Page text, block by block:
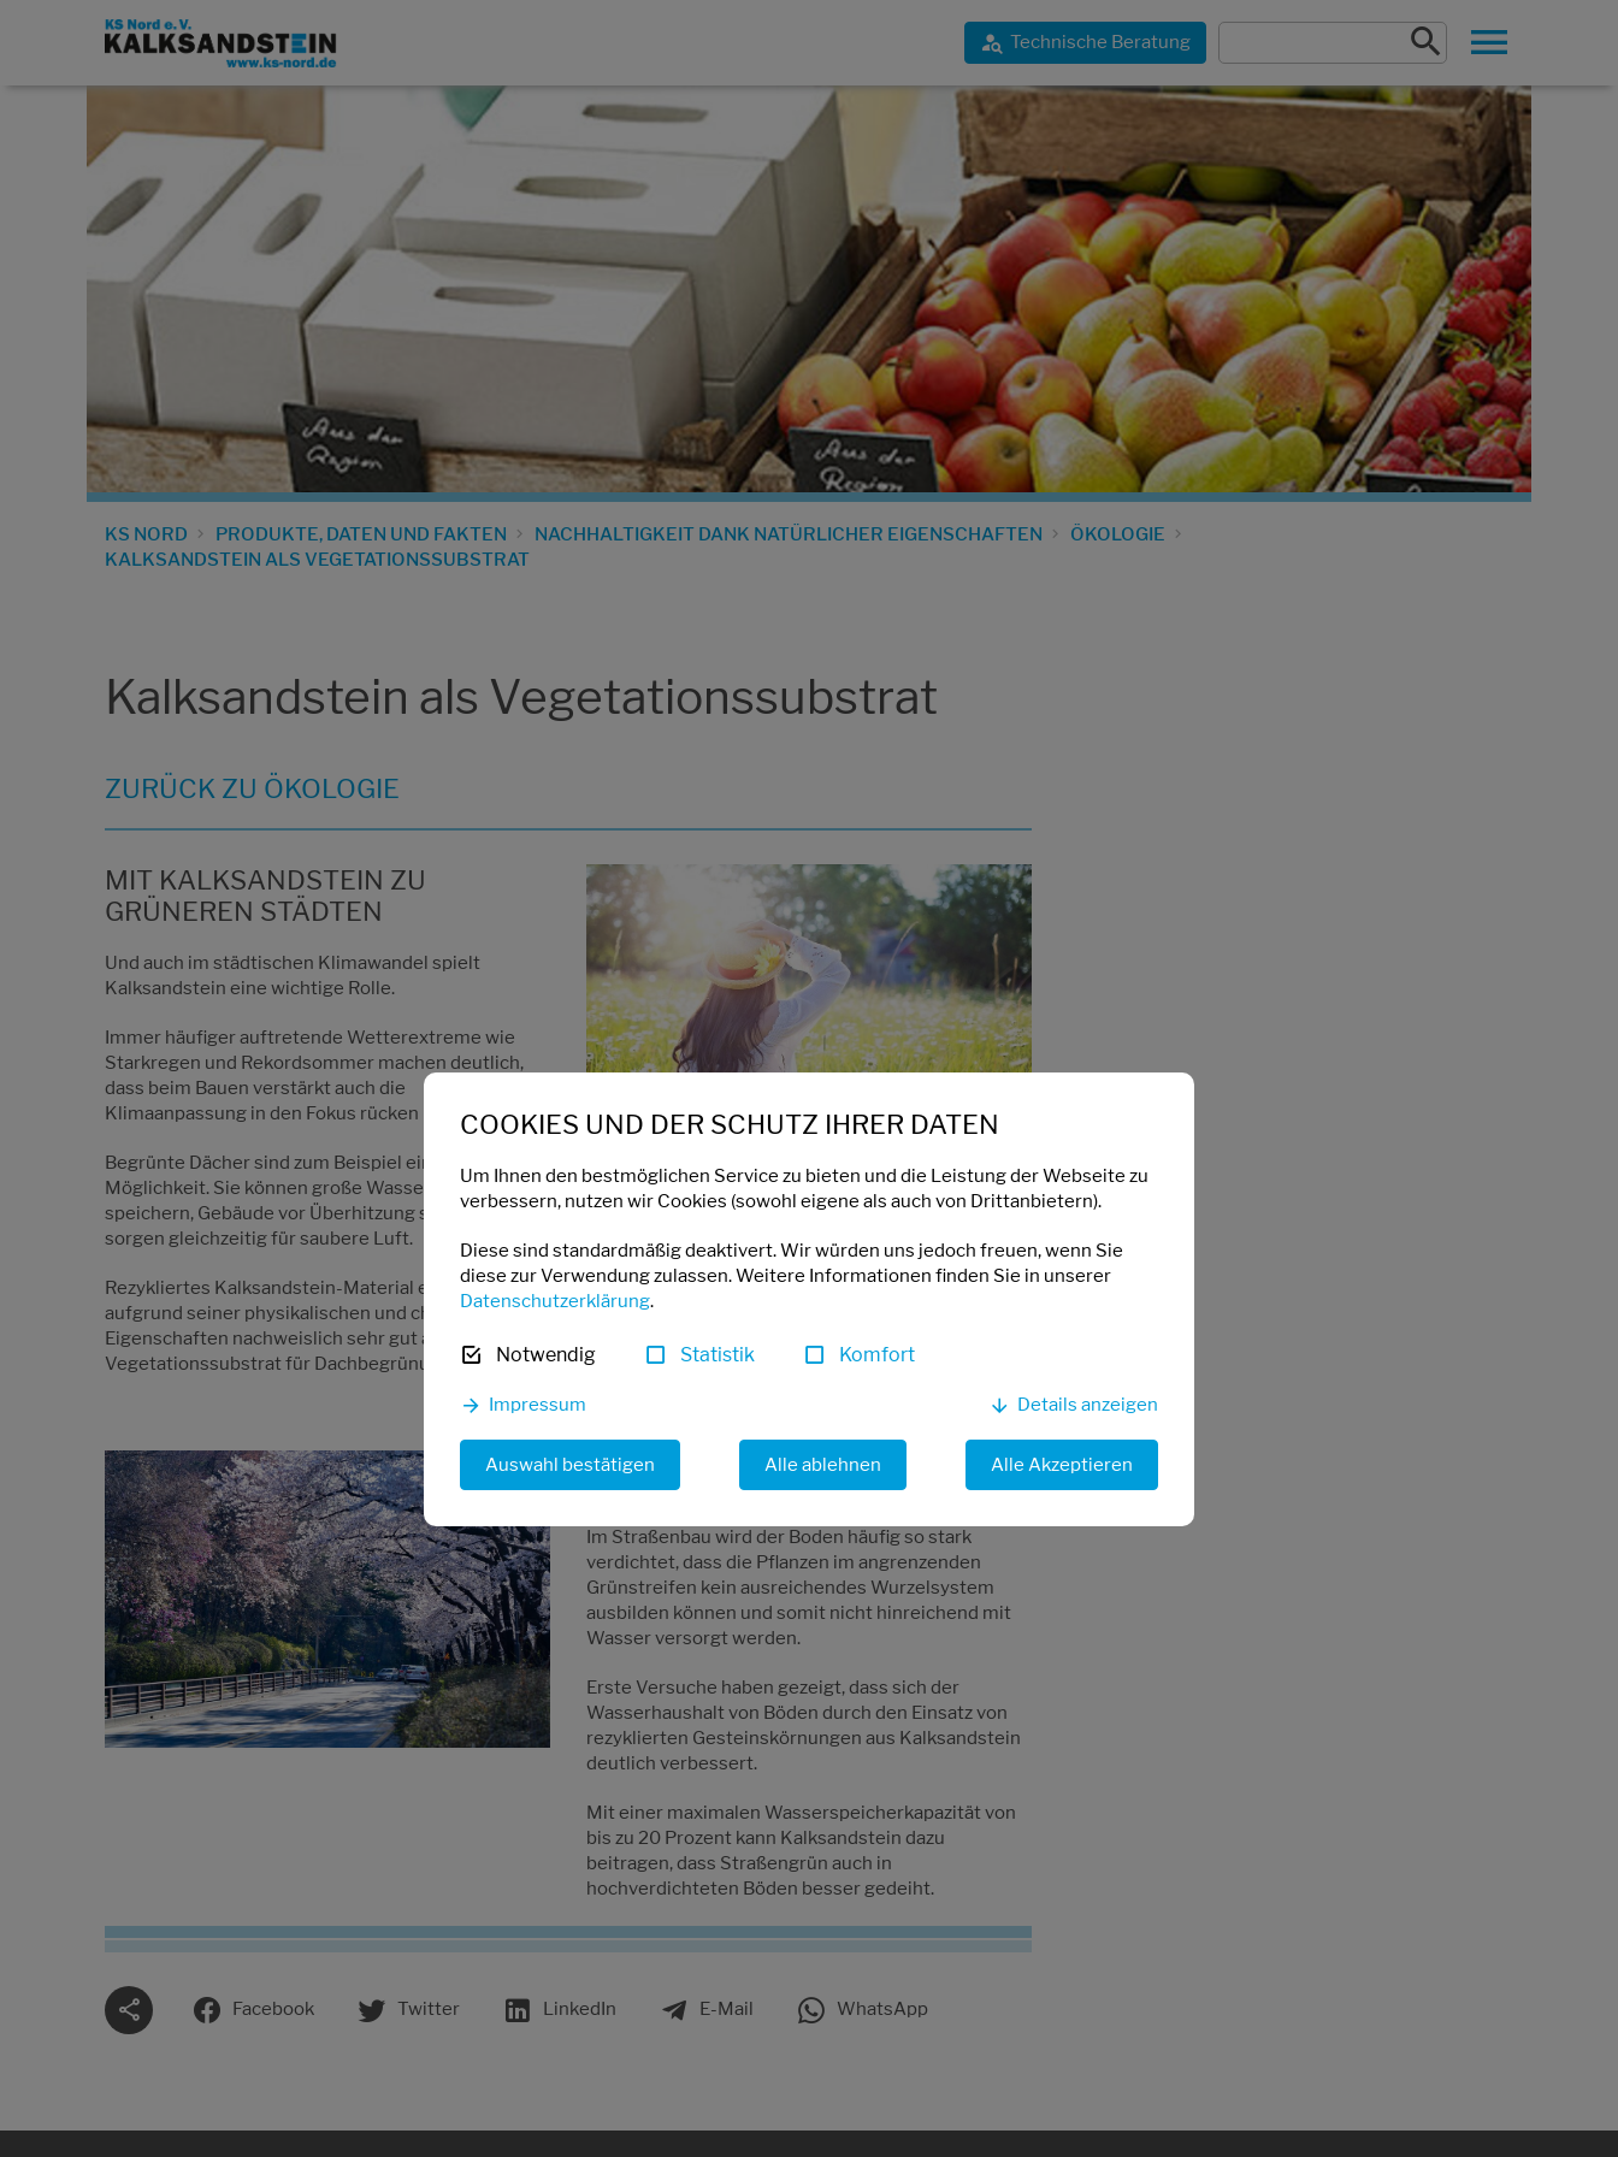
Technische Beratung
KS NORD PRODUKTE, DATEN UND FAKTEN NACHHALTIGKEIT DANK NATÜRLICHER EIGENSCHAFTEN
ÖKOLOGIE
KALKSANDSTEIN ALS VEGETATIONSSUBSTRAT
Kalksandstein als Vegetationssubstrat
ZURÜCK ZU ÖKOLOGIE
MIT KALKSANDSTEIN ZU
GRÜNEREN STÄDTEN
Und auch im städtischen Klimawandel spielt
Kalksandstein eine wichtige Rolle.
Immer häufiger auftretende Wetterextreme wie
Starkregen und Rekordsommer machen deutlich,
dass beim Bauen verstärkt auch die
Klimaanpassung in den Fokus rücken muss.
Begrünte Dächer sind zum Beispiel eine
Möglichkeit. Sie können große Wassermengen
speichern, Gebäude vor Überhitzung schützen und
sorgen gleichzeitig für saubere Luft.
Rezykliertes Kalksandstein-Material eignet sich
aufgrund seiner physikalischen und chemischen
Eigenschaften nachweislich sehr gut als
Vegetationssubstrat für Dachbegrünungen.
Dies lässt sich auch auf die Straßen
übertragen
Im Straßenbau wird der Boden häufig so stark
verdichtet, dass die Pflanzen im angrenzenden
Grünstreifen kein ausreichendes Wurzelsystem
ausbilden können und somit nicht hinreichend mit
Wasser versorgt werden.
Erste Versuche haben gezeigt, dass sich der
Wasserhaushalt von Böden durch den Einsatz von
rezyklierten Gesteinskörnungen aus Kalksandstein
deutlich verbessert.
Mit einer maximalen Wasserspeicherkapazität von
bis zu 20 Prozent kann Kalksandstein dazu
beitragen, dass Straßengrün auch in
hochverdichteten Böden besser gedeiht.
Facebook Twitter LinkedIn E-Mail WhatsApp
COOKIES UND DER SCHUTZ IHRER DATEN
Um Ihnen den bestmöglichen Service zu bieten und die Leistung der Webseite zu
verbessern, nutzen wir Cookies (sowohl eigene als auch von Drittanbietern).
Diese sind standardmäßig deaktivert. Wir würden uns jedoch freuen, wenn Sie
diese zur Verwendung zulassen. Weitere Informationen finden Sie in unserer
Datenschutzerklärung.
Notwendig Statistik Komfort
Impressum Details anzeigen
Auswahl bestätigen Alle ablehnen Alle Akzeptieren